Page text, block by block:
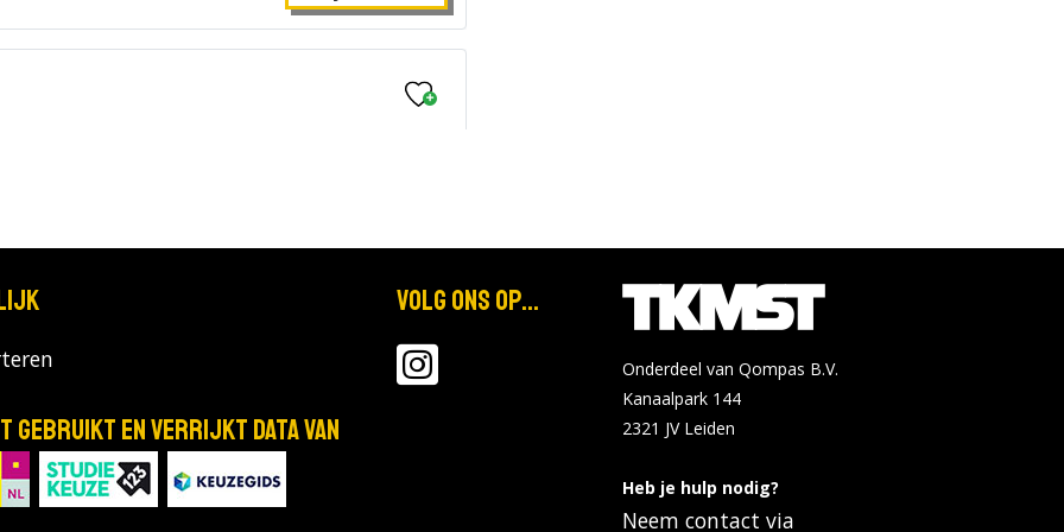
Bekijk de details
gebruikt en verrijkt data van
Volg ons op...
Onderdeel van Qompas B.V.
Kanaalpark 144
2321 JV Leiden
Heb je hulp nodig?
Neem contact via